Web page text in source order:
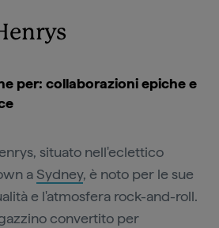
per: collaborazioni epiche e
situato nell'eclettico
aSydney, è noto per le sue
e l'atmosfera rock-and-roll.
convertito per